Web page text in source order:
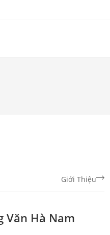
Giới Thiệu
Văn Hà Nam